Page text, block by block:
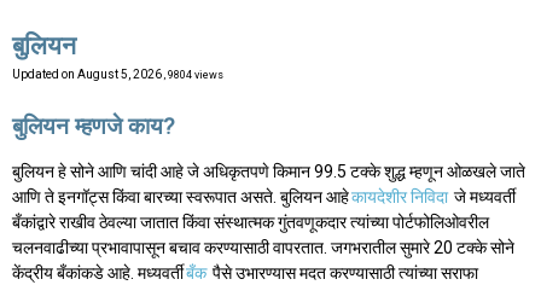
बुलियन
Updated on August 5, 2026 , 9804 views
बुलियन म्हणजे काय?
बुलियन हे सोने आणि चांदी आहे जे अधिकृतपणे किमान 99.5 टक्के शुद्ध म्हणून ओळखले जाते
आणि ते इनगॉट्स किंवा बारच्या स्वरूपात असते. बुलियन आहेकायदेशीर निविदा जे मध्यवर्ती
बँकांद्वारे राखीव ठेवल्या जातात किंवा संस्थात्मक गुंतवणूकदार त्यांच्या पोर्टफोलिओवरील
चलनवाढीच्या प्रभावापासून बचाव करण्यासाठी वापरतात. जगभरातील सुमारे 20 टक्के सोने
केंद्रीय बँकांकडे आहे. मध्यवर्तीबँक पैसे उभारण्यास मदत करण्यासाठी त्यांच्या सराफा